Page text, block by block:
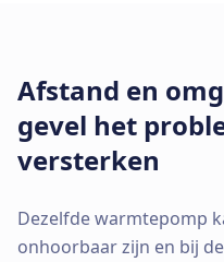
Afstand en
gevel het
versterken
Dezelfde warmtepomp
onhoorbaar zijn en bij